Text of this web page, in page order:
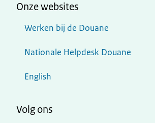
Onze websites
Werken bij de Douane
Nationale Helpdesk Douane
English
Volg ons